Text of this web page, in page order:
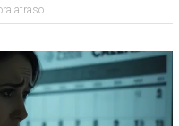
atraso